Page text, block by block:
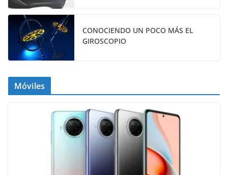
CONOCIENDO UN POCO MÁS EL
GIROSCOPIO
Móviles